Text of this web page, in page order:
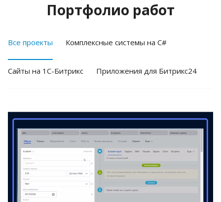
Портфолио работ
Все проекты Комплексные системы на C#
Cайты на 1С-Битрикс Приложения для Битрикс24
Смотреть проект